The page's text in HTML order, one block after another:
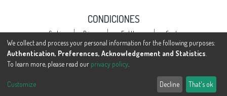
CONDICIONES
Cookie
settings
Privacy
policy
End User
Agreement
Send
Feedback
We collect and process your personal information for the following purposes:
Authentication, Preferences, Acknowledgement and Statistics
To learn more, please read our privacy policy
Customize Decline That's ok